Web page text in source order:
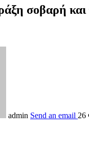
σοβαρή και
admin Send an email 26